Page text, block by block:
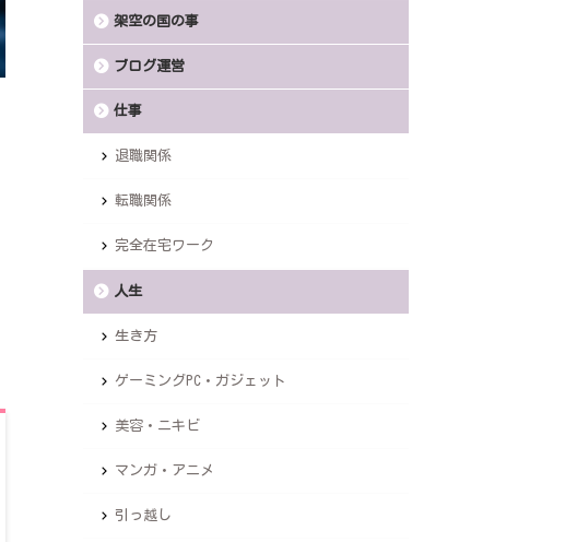
架空の国の事
ブログ運営
仕事
退職関係
転職関係
完全在宅ワーク
人生
生き方
ゲーミングPC・ガジェット
美容・ニキビ
マンガ・アニメ
引っ越し